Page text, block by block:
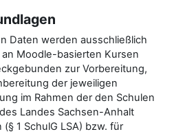
Daten werden ausschließlich
Moodle-basierten Kursen
zur Vorbereitung,
der jeweiligen
im Rahmen der den Schulen
Landes Sachsen-Anhalt
1 SchulG LSA) bzw. für